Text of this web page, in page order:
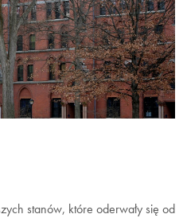
stanów, które oderwały się od